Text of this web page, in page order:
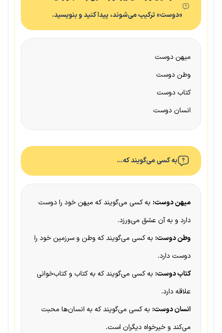
«دوست» ترکیب می‌شوند، پیدا کنید و بنویسید.
میهن دوست
وطن دوست
کتاب دوست
انسان دوست
به کسی می‌گویند که…
میهن دوست: به کسی می‌گویند که میهن خود را دوست
دارد و به آن عشق می‌ورزد.
وطن دوست: به کسی می‌گویند که وطن و سرزمین خود را
دوست دارد.
کتاب دوست: به کسی می‌گویند که به کتاب و کتاب‌خوانی
علاقه دارد.
انسان دوست: به کسی می‌گویند که به انسان‌ها محبت
می‌کند و خیرخواه دیگران است.